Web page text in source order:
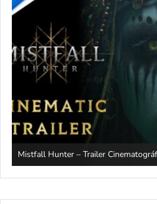
Mistfall Hunter – Trailer